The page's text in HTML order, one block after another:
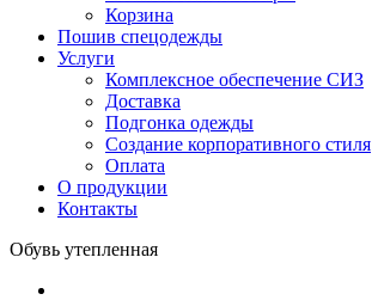
Корзина
Пошив спецодежды
Услуги
Комплексное обеспечение СИЗ
Доставка
Подгонка одежды
Создание корпоративного стиля
Оплата
О продукции
Контакты
Обувь утепленная